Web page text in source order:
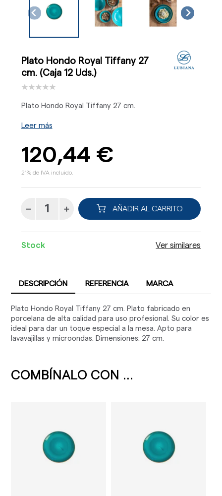
Plato Hondo Royal Tiffany 27
cm. (Caja 12 Uds.)
Plato Hondo Royal Tiffany 27 cm.
Leer más
120,44 €
21% de IVA incluido.
AÑADIR AL CARRITO
Stock Ver similares
DESCRIPCIÓN REFERENCIA MARCA
Plato Hondo Royal Tiffany 27 cm. Plato fabricado en
porcelana de alta calidad para uso profesional. Su color es
ideal para dar un toque especial a la mesa. Apto para
lavavajillas y microondas. Dimensiones: 27 cm.
COMBÍNALO CON ...